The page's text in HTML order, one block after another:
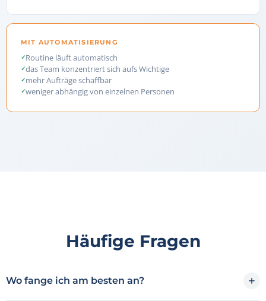
MIT AUTOMATISIERUNG
Routine läuft automatisch
das Team konzentriert sich aufs Wichtige
mehr Aufträge schaffbar
weniger abhängig von einzelnen Personen
Häufige Fragen
Wo fange ich am besten an?